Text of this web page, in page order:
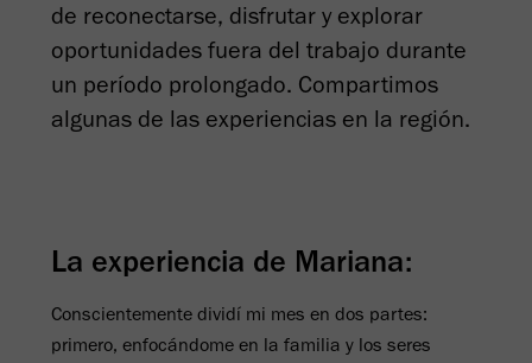
de reconectarse, disfrutar y explorar
oportunidades fuera del trabajo durante
un período prolongado. Compartimos
algunas de las experiencias en la región.
La experiencia de Mariana:
Conscientemente dividí mi mes en dos partes:
primero, enfocándome en la familia y los seres